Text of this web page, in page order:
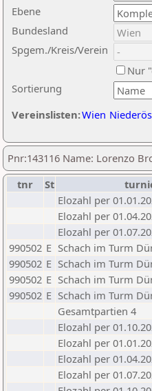
Ebene
Sortierung
Bundesland
Spgem./Kreis/Verein
Nur
Vereinslisten:Wien
Pnr:143116 Name: Lorenzo
tnr
St
Elozahl per
Elozahl per
Elozahl per
990502 E Schach im Turm
990502 E Schach im Turm
990502 E Schach im Turm
990502 E Schach im Turm
Gesamtpartien 4
Elozahl per
Elozahl per
Elozahl per
Elozahl per